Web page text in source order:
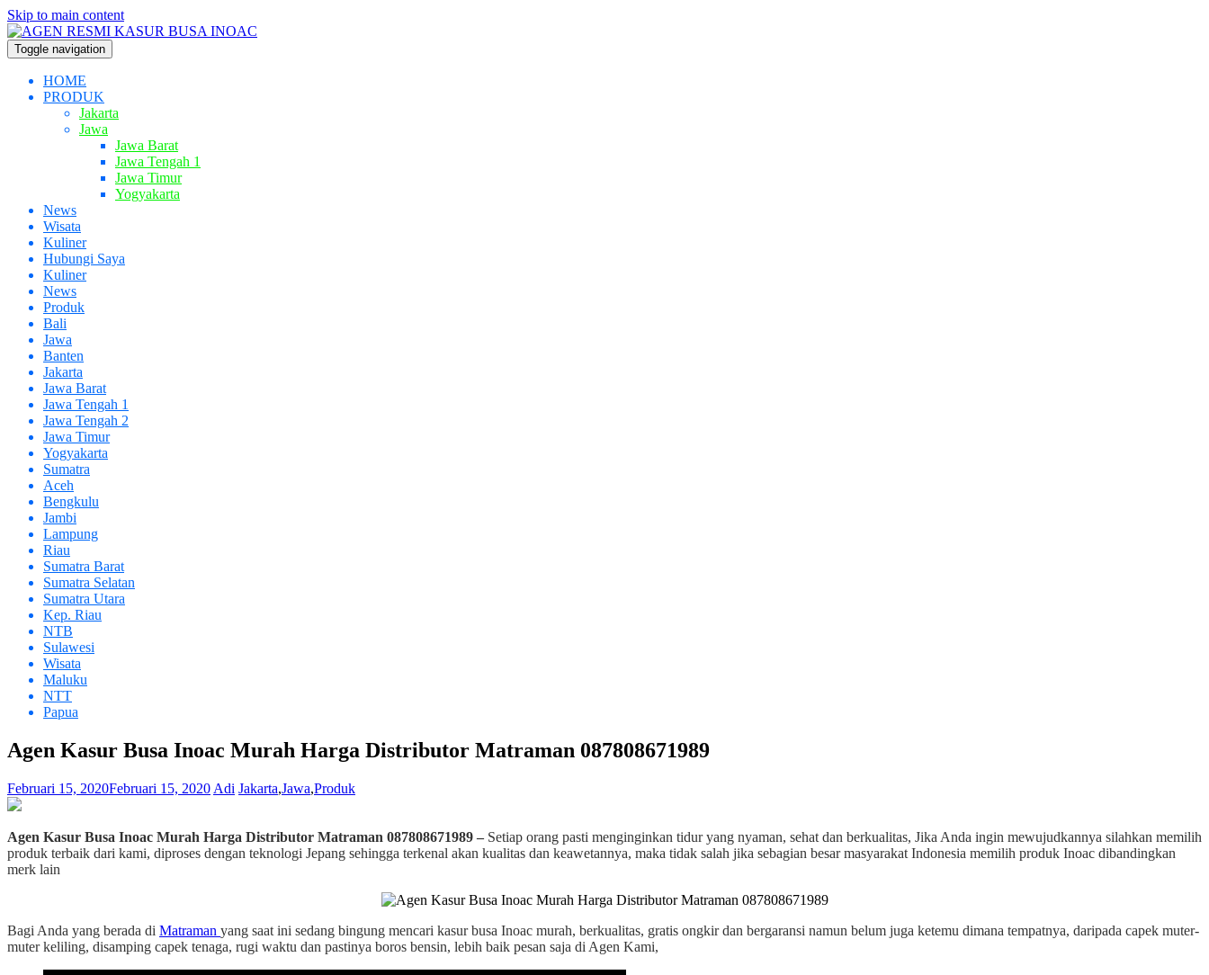
Skip to main content
Toggle navigation
HOME
PRODUK
Jakarta
Jawa
Jawa Barat
Jawa Tengah 1
Jawa Timur
Yogyakarta
News
Wisata
Kuliner
Hubungi Saya
Kuliner
News
Produk
Bali
Jawa
Banten
Jakarta
Jawa Barat
Jawa Tengah 1
Jawa Tengah 2
Jawa Timur
Yogyakarta
Sumatra
Aceh
Bengkulu
Jambi
Lampung
Riau
Sumatra Barat
Sumatra Selatan
Sumatra Utara
Kep. Riau
NTB
Sulawesi
Wisata
Maluku
NTT
Papua
Agen Kasur Busa Inoac Murah Harga Distributor Matraman 087808671989
Februari 15, 2020Februari 15, 2020 Adi Jakarta,Jawa,Produk
Agen Kasur Busa Inoac Murah Harga Distributor Matraman 087808671989 – Setiap orang pasti menginginkan tidur yang nyaman, sehat dan berkualitas, Jika Anda ingin mewujudkannya silahkan memilih
produk terbaik dari kami, diproses dengan teknologi Jepang sehingga terkenal akan kualitas dan keawetannya, maka tidak salah jika sebagian besar masyarakat Indonesia memilih produk Inoac dibandingkan
merk lain
Bagi Anda yang berada di Matraman yang saat ini sedang bingung mencari kasur busa Inoac murah, berkualitas, gratis ongkir dan bergaransi namun belum juga ketemu dimana tempatnya, daripada capek muter-
muter keliling, disamping capek tenaga, rugi waktu dan pastinya boros bensin, lebih baik pesan saja di Agen Kami,